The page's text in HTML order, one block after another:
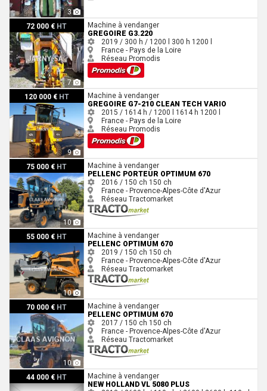
3
72 000 € HT
7
Gregoire G3.220
Machine à vendanger
GREGOIRE G3.220
2019 / 300 h / 1200 l 300 h 1200 l
France - Pays de la Loire
Réseau Promodis
120 000 € HT
9
Gregoire G7-210 CLEAN TECH VARIO
Machine à vendanger
GREGOIRE G7-210 CLEAN TECH VARIO
2015 / 1614 h / 1200 l 1614 h 1200 l
France - Pays de la Loire
Réseau Promodis
75 000 € HT
10
Pellenc PORTEUR OPTIMUM 670Machine à vendanger
PELLENC PORTEUR OPTIMUM 670
2016 / 150 ch 150 ch
France - Provence-Alpes-Côte d'Azur
Réseau Tractomarket
55 000 € HT
10
Pellenc OPTIMUM 670
Machine à vendanger
PELLENC OPTIMUM 670
2019 / 150 ch 150 ch
France - Provence-Alpes-Côte d'Azur
Réseau Tractomarket
70 000 € HT
10
Pellenc OPTIMUM 670
Machine à vendanger
PELLENC OPTIMUM 670
2017 / 150 ch 150 ch
France - Provence-Alpes-Côte d'Azur
Réseau Tractomarket
44 000 € HT
New Holland VL 5080 PLUSMachine à vendanger
NEW HOLLAND VL 5080 PLUS